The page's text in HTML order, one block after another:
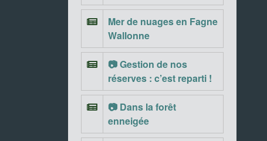
Mer de nuages en Fagne
Wallonne
📷 Gestion de nos
réserves : c’est reparti !
📷 Dans la forêt
enneigée